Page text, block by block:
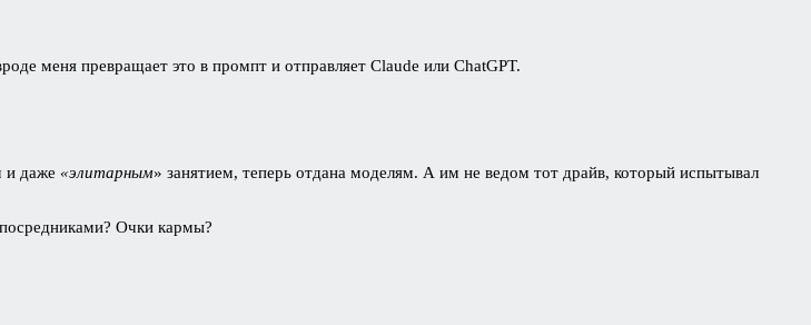
меня превращает это в промпт и отправляет Claude или ChatGPT.
и даже «элитарным» занятием, теперь отдана моделям. А им не ведом тот драйв, который испытывал
Очки кармы?